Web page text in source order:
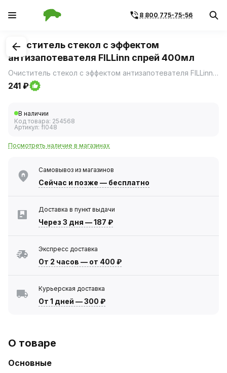
8 800 775-75-56
1/1
Очиститель стекол с эффектом
антизапотевателя FILLinn спрей 400мл
Очиститель стекол с эффектом антизапотевателя FILLinn создает на поверхности антистатический слой, который препятствует образованию загрязнений.
241 ₽
В наличии
Код товара: 254568
Артикул: fl048
Посмотреть наличие в магазинах
Самовывоз из магазинов
Сейчас и позже — бесплатно
Доставка в пункт выдачи
Через 3 дня —187 ₽
Экспресс доставка
От 2 часов — от 400 ₽
Курьерская доставка
От 1 дней —300 ₽
О товаре
Основные